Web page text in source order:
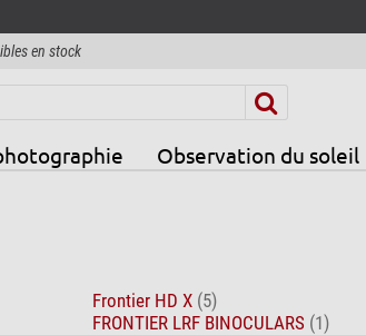
en stock
Observation du soleil
Frontier HD X (5)
FRONTIER LRF BINOCULARS (1)